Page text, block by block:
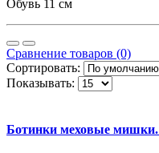
Обувь 11 см
Сравнение товаров (0)
Сортировать:
Показывать:
Ботинки меховые